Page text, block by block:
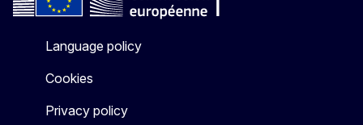
Language policy
Cookies
Privacy policy